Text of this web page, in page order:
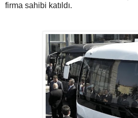
firma sahibi katıldı.